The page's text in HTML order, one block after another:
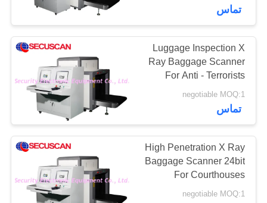
تماس
Luggage Inspection X
Ray Baggage Scanner
For Anti - Terrorists
negotiable MOQ:1
تماس
High Penetration X Ray
Baggage Scanner 24bit
For Courthouses
negotiable MOQ:1